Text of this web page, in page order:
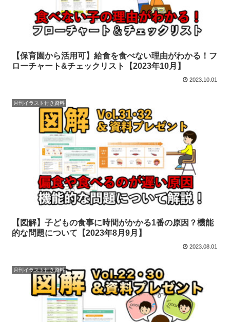
【保育園から活用可】給食を食べない理由がわかる！フ
ローチャート&チェックリスト【2023年10月】
2023.10.01
月刊イラスト付き資料
【図解】子どもの食事に時間がかかる1番の原因？機能
的な問題について【2023年8月9月】
2023.08.01
月刊イラスト付き資料